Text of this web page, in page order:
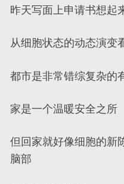
昨天写面上申请书想起
从细胞状态的动态演变
都市是非常错综复杂的
家是一个温暖安全之所
但回家就好像细胞的新
脑部